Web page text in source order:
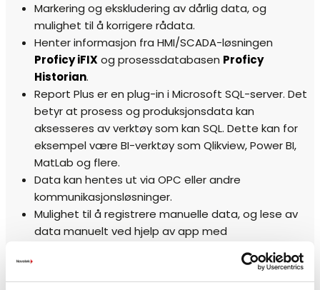
Markering og ekskludering av dårlig data, og
mulighet til å korrigere rådata.
Henter informasjon fra HMI/SCADA-løsningen
Proficy iFIXog prosessdatabasen Proficy
Historian.
Report Plus er en plug-in i Microsoft SQL-server. Det
betyr at prosess og produksjonsdata kan
aksesseres av verktøy som kan SQL. Dette kan for
eksempel være BI-verktøy som Qlikview, Power BI,
MatLab og flere.
Data kan hentes ut via OPC eller andre
kommunikasjonsløsninger.
Mulighet til å registrere manuelle data, og lese av
data manuelt ved hjelp av app med
Fremtidssikker, åpen løsning på flere nivåer.